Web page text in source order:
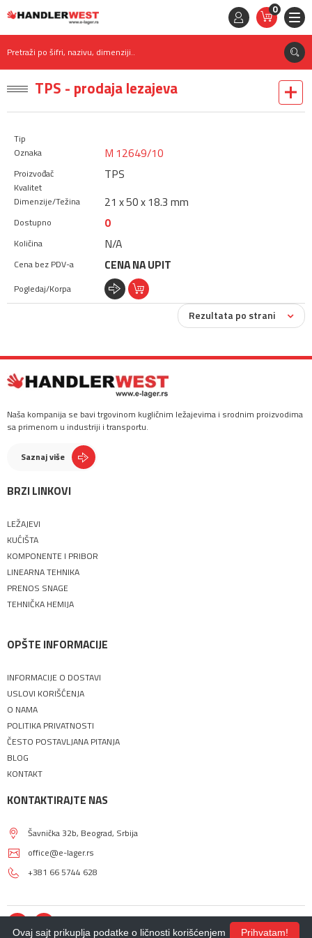
0
STAVKE
0,
RSD
Pretraži po šifri, nazivu, dimenziji..
TPS - prodaja lezajeva
M 12649/10
TPS
21 x 50 x 18.3 mm
0
N/A
CENA NA UPIT
Rezultata po strani
Naša kompanija se bavi trgovinom kugličnim ležajevima i srodnim proizvodima
sa primenom u industriji i transportu.
Saznaj više
BRZI LINKOVI
LEŽAJEVI
KUĆIŠTA
KOMPONENTE I PRIBOR
LINEARNA TEHNIKA
PRENOS SNAGE
TEHNIČKA HEMIJA
OPŠTE INFORMACIJE
INFORMACIJE O DOSTAVI
USLOVI KORIŠĆENJA
O NAMA
POLITIKA PRIVATNOSTI
ČESTO POSTAVLJANA PITANJA
BLOG
KONTAKT
KONTAKTIRAJTE NAS
Šavnička 32b, Beograd, Srbija
office@e-lager.rs
+381 66 5744 628
Prihvatam!
Ovaj sajt prikuplja podatke o ličnosti korišćenjem